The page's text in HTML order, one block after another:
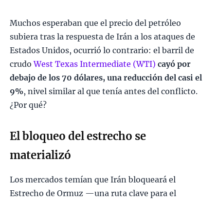
Muchos esperaban que el precio del petróleo
subiera tras la respuesta de Irán a los ataques de
Estados Unidos, ocurrió lo contrario: el barril de
crudoWest Texas Intermediate (WTI) cayó por
debajo de los 70 dólares, una reducción del casi el
9%, nivel similar al que tenía antes del conflicto.
¿Por qué?
El bloqueo del estrecho se
materializó
Los mercados temían que Irán bloqueará el
Estrecho de Ormuz —una ruta clave para el